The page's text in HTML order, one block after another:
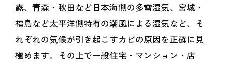
露、青森・秋田など日本海側の多雪湿気、宮城・
福島など太平洋側特有の潮風による湿気など、そ
れぞれの気候が引き起こすカビの原因を正確に見
極めます。その上で一般住宅・マンション・店